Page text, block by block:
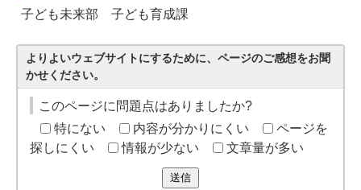
子ども未来部 子ども育成課
よりよいウェブサイトにするために、ページのご感想をお聞
かせください。
このページに問題点はありましたか?
特にない
内容が分かりにくい
ページを
探しにくい
情報が少ない 文章量が多い
送信